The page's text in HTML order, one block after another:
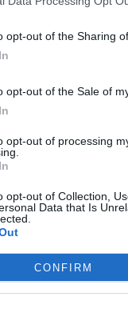
opt-out of the Sharing
opt-out of the Sale of
opt-out of processing
opt-out of Collection,
Data that Is
CONFIRM
Place of